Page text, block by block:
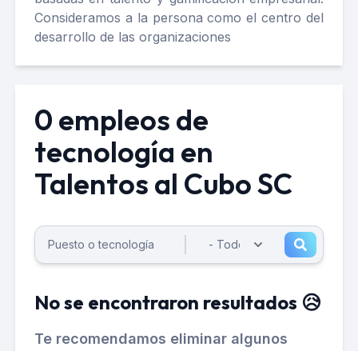
Consideramos a la persona como el centro del
desarrollo de las organizaciones
0 empleos de
tecnología en
Talentos al Cubo SC
No se encontraron resultados 😥
Te recomendamos eliminar algunos